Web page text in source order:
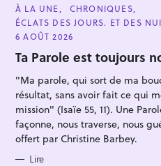
C
A
T
E
G
O
R
E
À LA UNE
CHRONIQUES
ÉCLATS DES JOURS. ET DES
6 AOÛT 2026
Ta Parole est toujours
"Ma parole, qui sort de ma
résultat, sans avoir fait ce qui
mission" (Isaïe 55, 11). Une
façonne, nous traverse, nous
offert par Christine Barbey.
Lire
h
e
r
c
h
e
r